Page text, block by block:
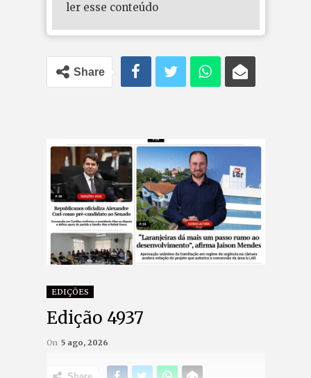
ler esse conteúdo
Share
EDIÇÕES
Edição 4937
On 5 ago, 2026